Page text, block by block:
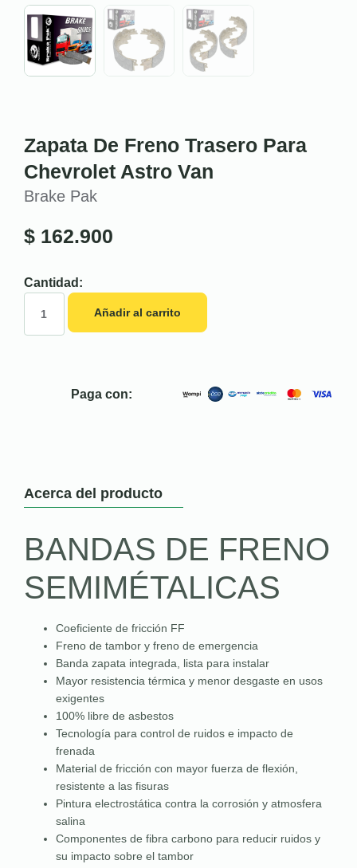
Zapata De Freno Trasero Para
Chevrolet Astro Van
Brake Pak
$ 162.900
Cantidad:
Añadir al carrito
Paga con:
Acerca del producto
BANDAS DE FRENO
SEMIMÉTALICAS
Coeficiente de fricción FF
Freno de tambor y freno de emergencia
Banda zapata integrada, lista para instalar
Mayor resistencia térmica y menor desgaste en usos
exigentes
100% libre de asbestos
Tecnología para control de ruidos e impacto de
frenada
Material de fricción con mayor fuerza de flexión,
resistente a las fisuras
Pintura electrostática contra la corrosión y atmosfera
salina
Componentes de fibra carbono para reducir ruidos y
su impacto sobre el tambor